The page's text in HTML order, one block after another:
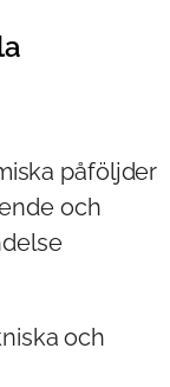
påföljder
och
och